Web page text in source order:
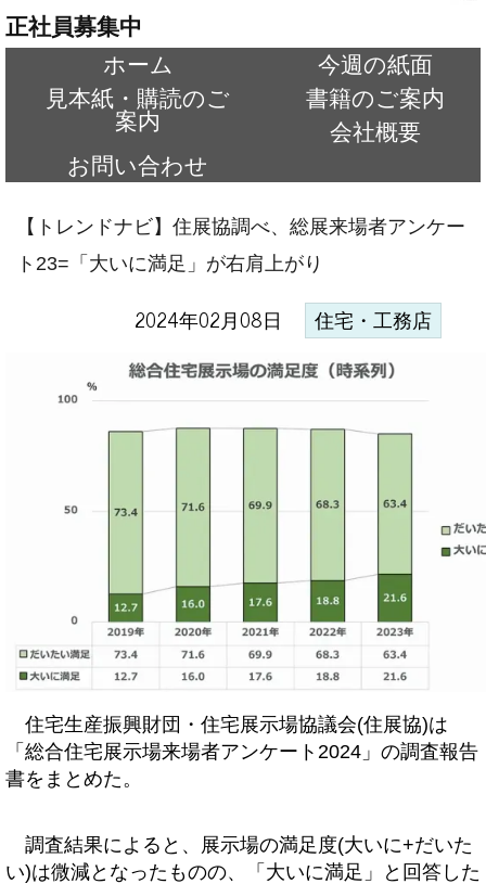
正社員募集中
ホーム
今週の紙面
見本紙・購読のご
案内
書籍のご案内
会社概要
お問い合わせ
【トレンドナビ】住展協調べ、総展来場者アンケー
ト23=「大いに満足」が右肩上がり
2024年02月08日 住宅・工務店
住宅生産振興財団・住宅展示場協議会(住展協)は
「総合住宅展示場来場者アンケート2024」の調査報告
書をまとめた。
調査結果によると、展示場の満足度(大いに+だいた
い)は微減となったものの、「大いに満足」と回答した